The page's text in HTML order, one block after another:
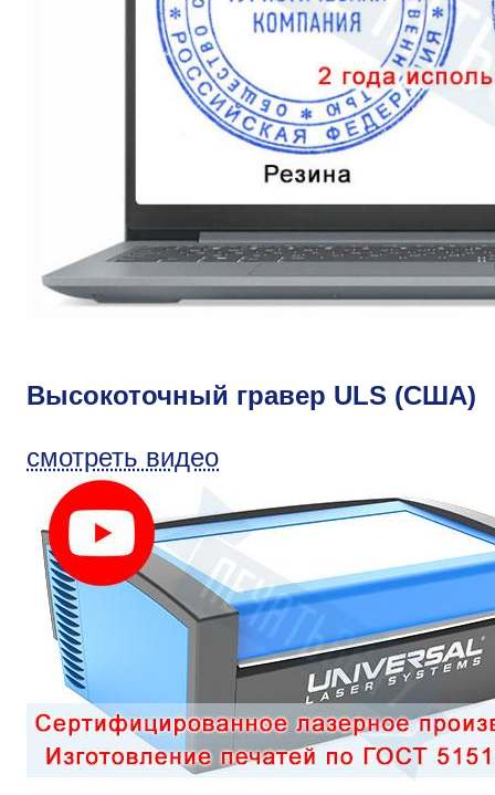
Высокоточный гравер ULS (США)
смотреть видео